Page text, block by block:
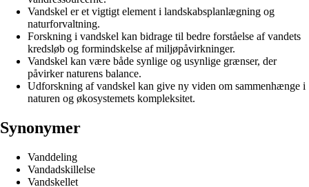
Vandskel er et vigtigt element i landskabsplanlægning og
naturforvaltning.
Forskning i vandskel kan bidrage til bedre forståelse af vandets
kredsløb og formindskelse af miljøpåvirkninger.
Vandskel kan være både synlige og usynlige grænser, der
påvirker naturens balance.
Udforskning af vandskel kan give ny viden om sammenhænge i
naturen og økosystemets kompleksitet.
Synonymer
Vanddeling
Vandadskillelse
Vandskellet